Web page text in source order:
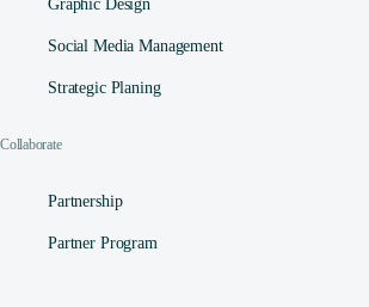
Graphic Design
Social Media Management​
Strategic Planing
Collaborate
Partnership
Partner Program